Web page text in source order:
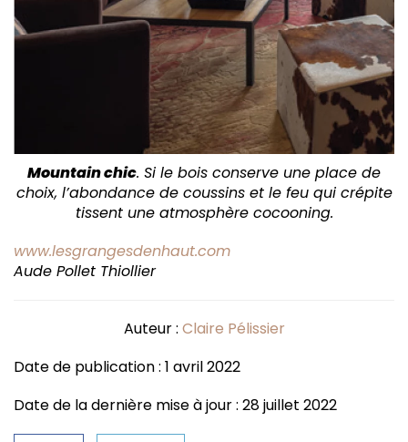
Mountain chic. Si le bois conserve une place de
choix, l’abondance de coussins et le feu qui crépite
tissent une atmosphère cocooning.
www.lesgrangesdenhaut.com
Aude Pollet Thiollier
Auteur : Claire Pélissier
Date de publication : 1 avril 2022
Date de la dernière mise à jour : 28 juillet 2022